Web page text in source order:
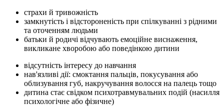
страхи й тривожність
замкнутість і відстороненість при спілкуванні з рідними
та оточенням людьми
батьки й родичі відчувають емоційне виснаження,
викликане хворобою або поведінкою дитини
відсутність інтересу до навчання
нав'язливі дії: смоктання пальців, покусування або
облизування губ, накручування волосся на палець тощо
дитина стає свідком психотравмувальних подій (насилля
психологічне або фізичне)